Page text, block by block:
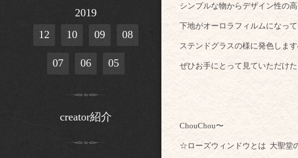
シンプルな物からデザイン性の
下地がオーロラフィルムになっ
ステンドグラスの様に発色しま
ぜひお手にとって見ていただけた
ChouChou〜
☆ローズウィンドウとは 大聖堂
2019
12
10 09 08
07 06 05
creator紹介